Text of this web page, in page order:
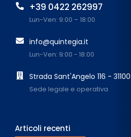
+39 0422 262997
Lun-Ven: 9:00 – 18:00
info@quintegia.it
Lun-Ven: 9:00 - 18:00
Strada Sant'Angelo 116 -
Sede legale e operativa
Articoli recenti